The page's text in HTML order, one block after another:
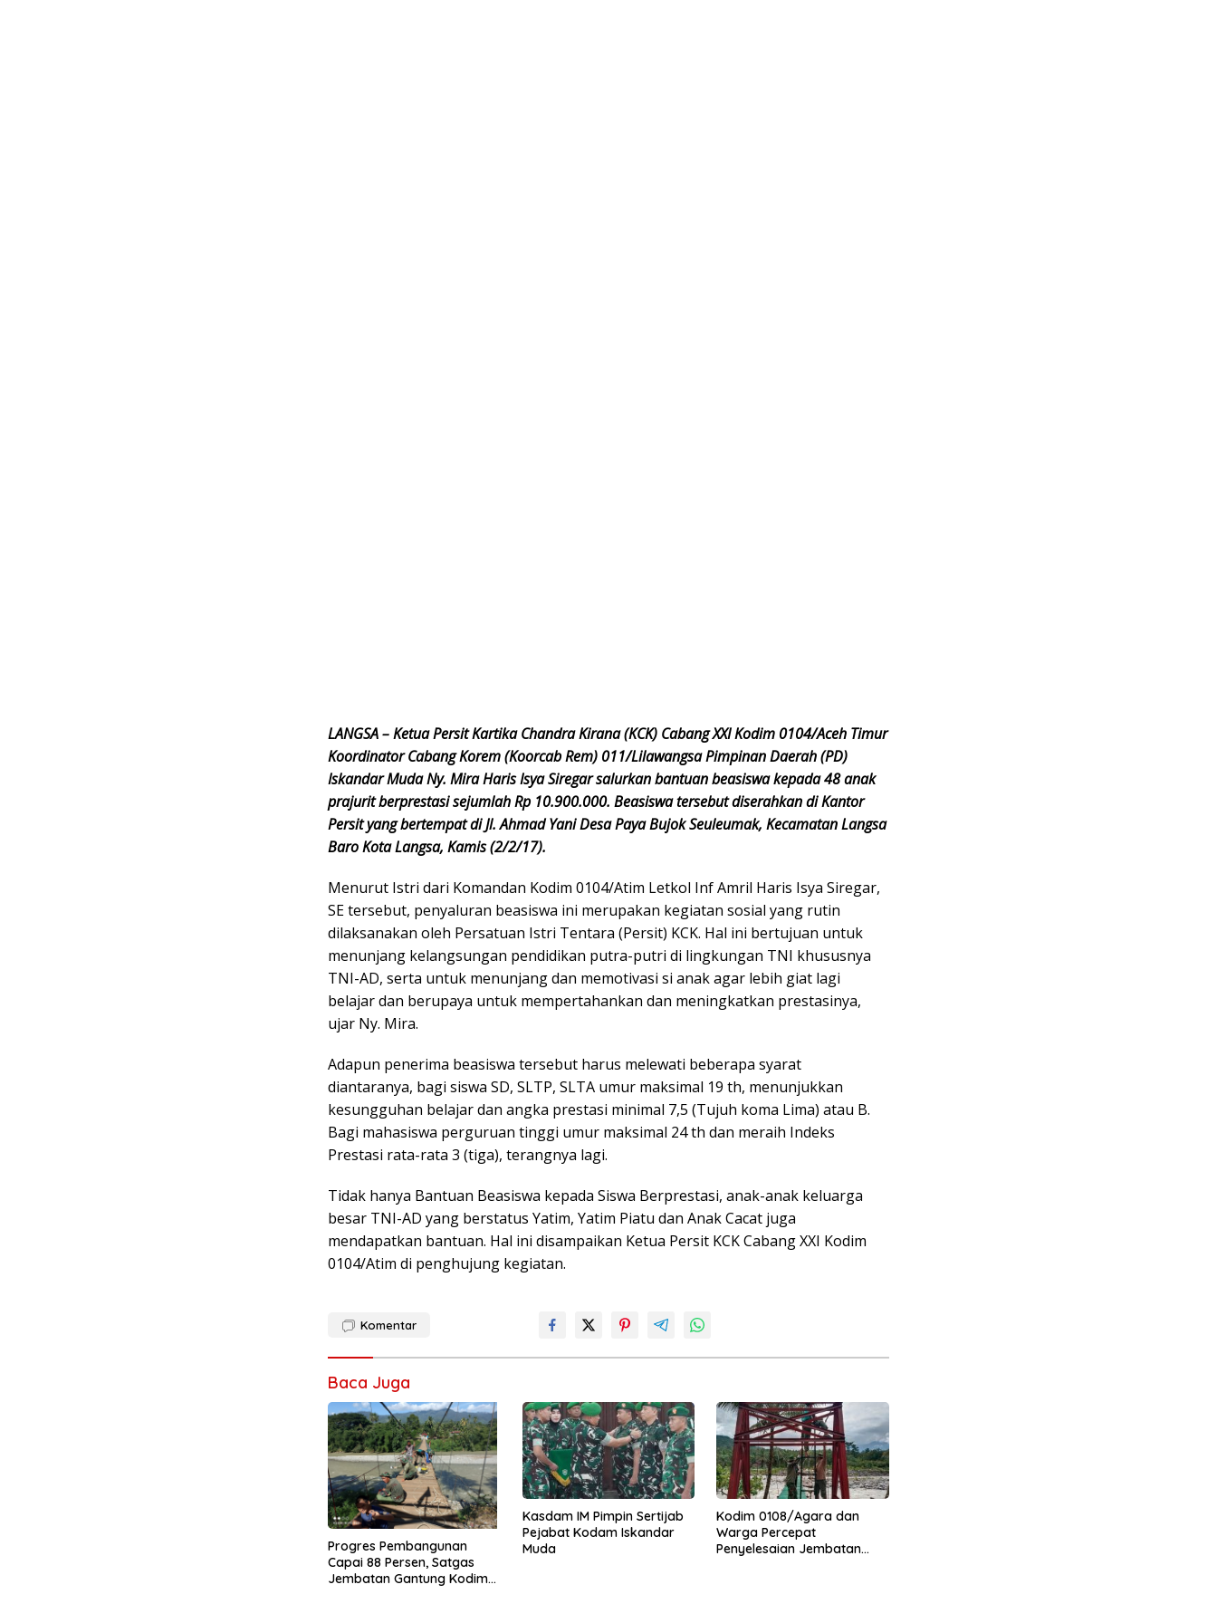
LANGSA – Ketua Persit Kartika Chandra Kirana (KCK) Cabang XXI Kodim 0104/Aceh Timur
Koordinator Cabang Korem (Koorcab Rem) 011/Lilawangsa Pimpinan Daerah (PD)
Iskandar Muda Ny. Mira Haris Isya Siregar salurkan bantuan beasiswa kepada 48 anak
prajurit berprestasi sejumlah Rp 10.900.000. Beasiswa tersebut diserahkan di Kantor
Persit yang bertempat di Jl. Ahmad Yani Desa Paya Bujok Seuleumak, Kecamatan Langsa
Baro Kota Langsa, Kamis (2/2/17).
Menurut Istri dari Komandan Kodim 0104/Atim Letkol Inf Amril Haris Isya Siregar,
SE tersebut, penyaluran beasiswa ini merupakan kegiatan sosial yang rutin
dilaksanakan oleh Persatuan Istri Tentara (Persit) KCK. Hal ini bertujuan untuk
menunjang kelangsungan pendidikan putra-putri di lingkungan TNI khususnya
TNI-AD, serta untuk menunjang dan memotivasi si anak agar lebih giat lagi
belajar dan berupaya untuk mempertahankan dan meningkatkan prestasinya,
ujar Ny. Mira.
Adapun penerima beasiswa tersebut harus melewati beberapa syarat
diantaranya, bagi siswa SD, SLTP, SLTA umur maksimal 19 th, menunjukkan
kesungguhan belajar dan angka prestasi minimal 7,5 (Tujuh koma Lima) atau B.
Bagi mahasiswa perguruan tinggi umur maksimal 24 th dan meraih Indeks
Prestasi rata-rata 3 (tiga), terangnya lagi.
Tidak hanya Bantuan Beasiswa kepada Siswa Berprestasi, anak-anak keluarga
besar TNI-AD yang berstatus Yatim, Yatim Piatu dan Anak Cacat juga
mendapatkan bantuan. Hal ini disampaikan Ketua Persit KCK Cabang XXI Kodim
0104/Atim di penghujung kegiatan.
Komentar
Baca Juga
Progres Pembangunan
Capai 88 Persen, Satgas
Jembatan Gantung Kodim
Kasdam IM Pimpin Sertijab
Pejabat Kodam Iskandar
Muda
Kodim 0108/Agara dan
Warga Percepat
Penyelesaian Jembatan